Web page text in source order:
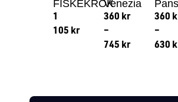
FISKEKROK
1
105 kr
Venezia
360 kr
–
745 kr
360
–
630